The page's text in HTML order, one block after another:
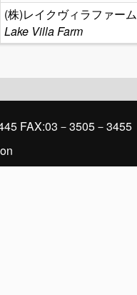
(株)レイクヴィラファーム
Lake Villa Farm
FAX:03－3505－3455